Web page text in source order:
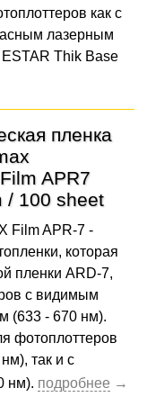
как с
лазерным
Thik Base
пленка
APR7
/ 100 sheet
Film APR-7 -
которая
пленки ARD-7,
с видимым
(633 - 670 нм).
фотоплоттеров
так и с
нм).